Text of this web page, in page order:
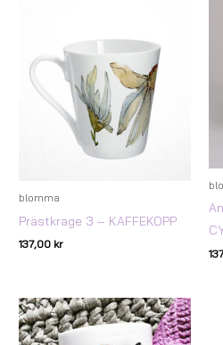
blomma
Prästkrage 3 – KAFFEKOPP
137,00 kr